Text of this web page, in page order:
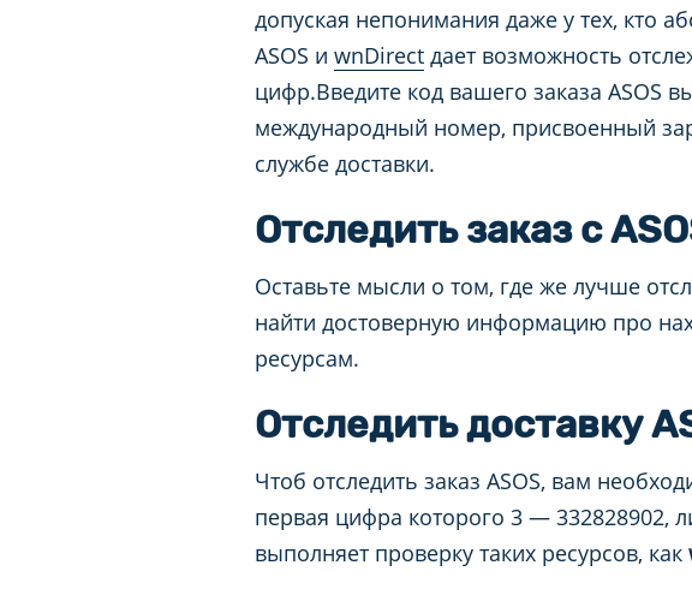
допуская непонимания даже у тех, кто
ASOS и wnDirect дает возможность
цифр.Введите код вашего заказа ASOS
международный номер, присвоенный
службе доставки.
Отследить заказ с
Оставьте мысли о том, где же лучше
найти достоверную информацию про
ресурсам.
Отследить доставку
Чтоб отследить заказ ASOS, вам
первая цифра которого 3 — 332828902,
выполняет проверку таких ресурсов, как